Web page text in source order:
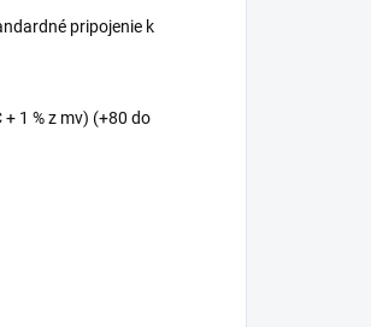
pripojenie k
+ 1 % z mv) (+80 do